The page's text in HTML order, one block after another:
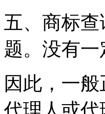
五、商标
题。没有
因此，一
代理人或